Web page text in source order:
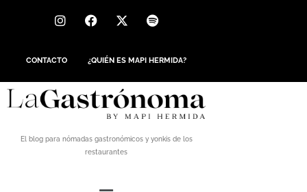
CONTACTO ¿QUIÉN ES MAPI HERMIDA?
El blog para nómadas gastronómicos y yonkis de los
restaurantes